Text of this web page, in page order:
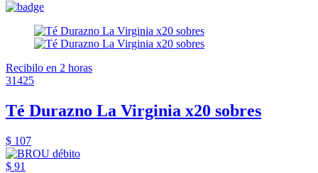
Recibilo en 2 horas
31425
Té Durazno La Virginia x20 sobres
$ 107
$ 91